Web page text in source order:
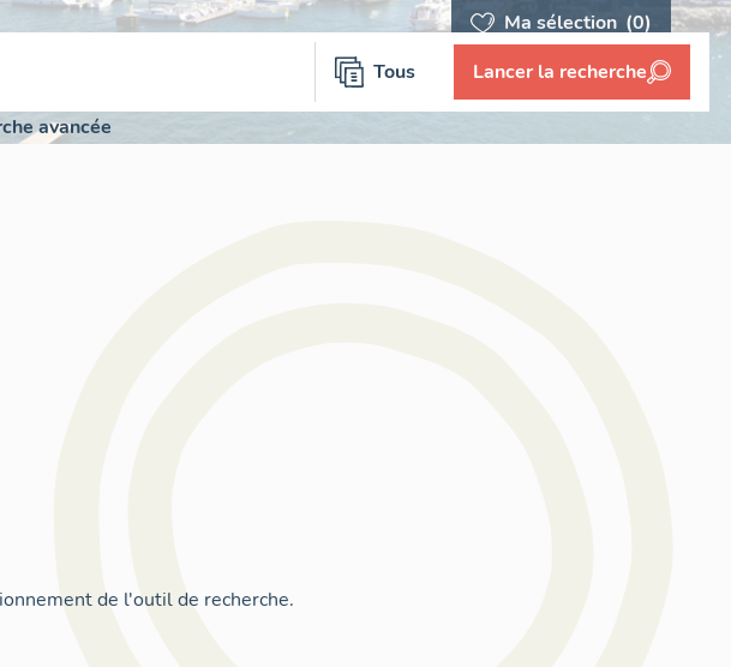
Ma sélection (0)
Tous Lancer la recherche
avancée
de l'outil de recherche.